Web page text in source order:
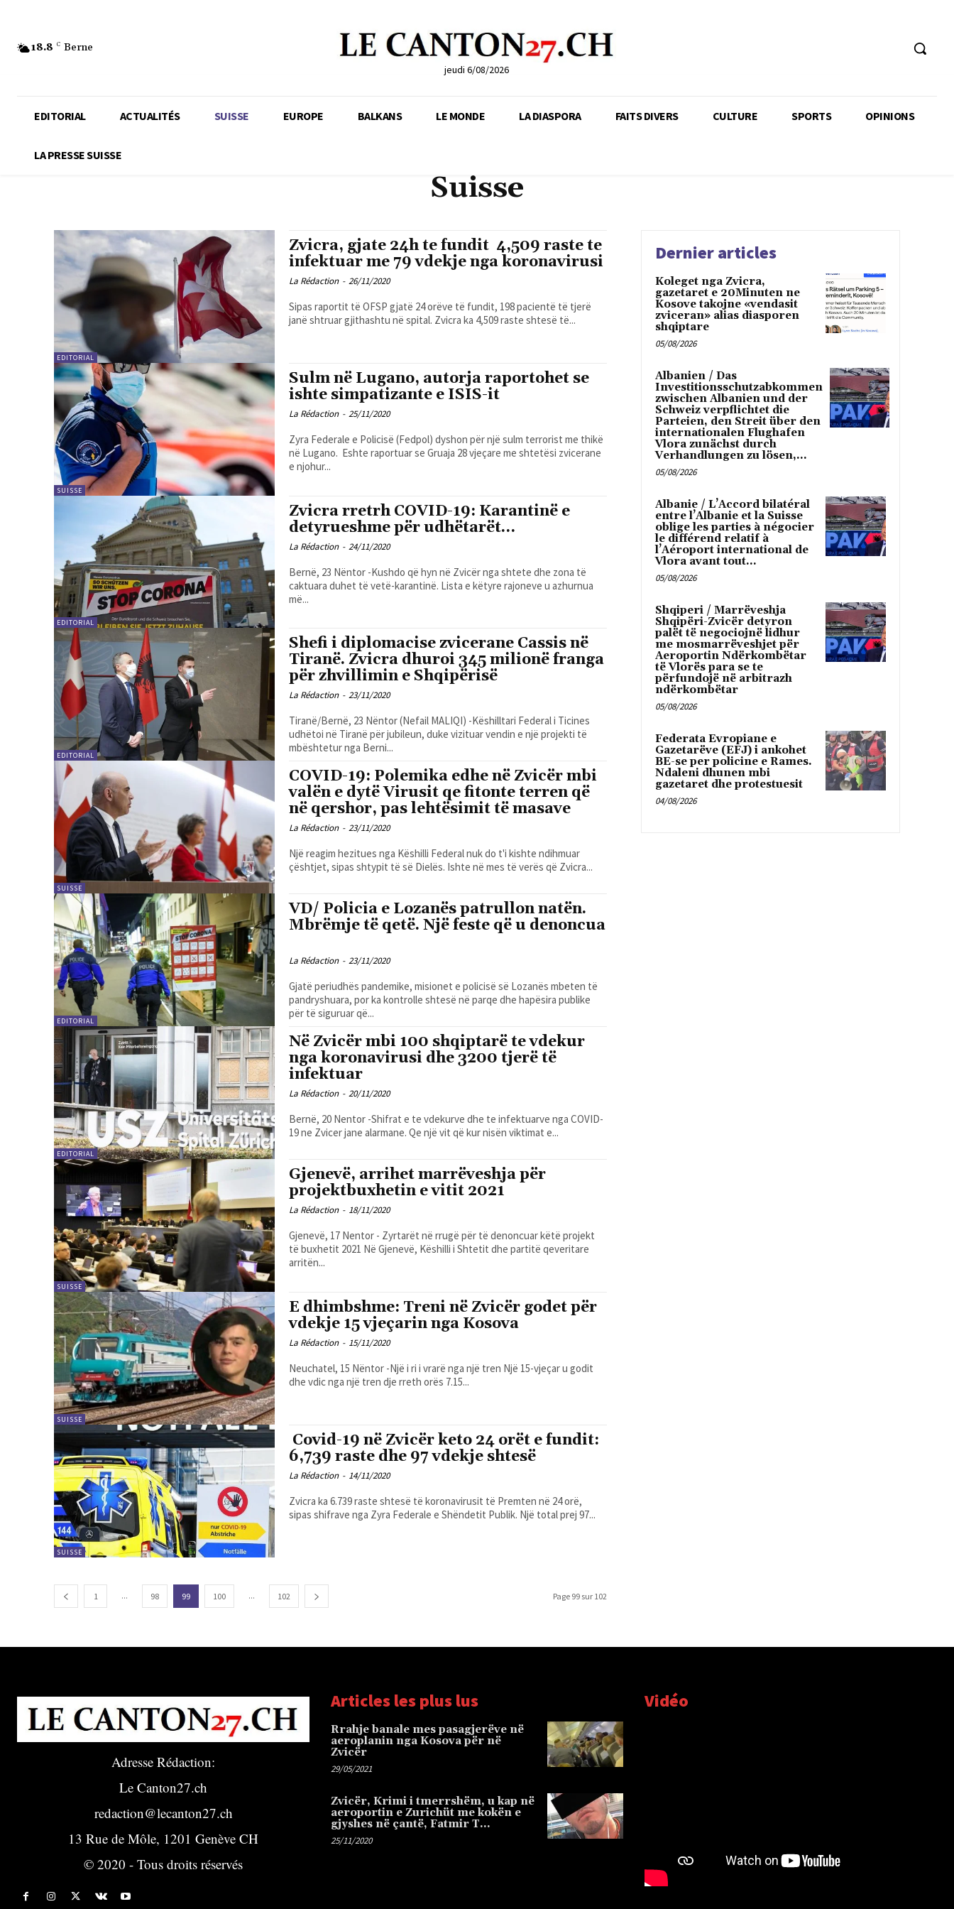
18.8 C Berne
jeudi 6/08/2026
EDITORIAL ACTUALITÉS SUISSE EUROPE BALKANS LE MONDE LA DIASPORA FAITS DIVERS CULTURE SPORTS OPINIONS
LA PRESSE SUISSE
Suisse
EDITORIAL
Zvicra, gjate 24h te fundit 4,509 raste te
infektuar me 79 vdekje nga koronavirusi
La Rédaction - 26/11/2020
Sipas raportit të OFSP gjatë 24 orëve të fundit, 198 pacientë të tjerë
janë shtruar gjithashtu në spital. Zvicra ka 4,509 raste shtesë të...
SUISSE
Sulm në Lugano, autorja raportohet se
ishte simpatizante e ISIS-it
La Rédaction - 25/11/2020
Zyra Federale e Policisë (Fedpol) dyshon për një sulm terrorist me thikë
në Lugano. Eshte raportuar se Gruaja 28 vjeçare me shtetësi zvicerane
e njohur...
EDITORIAL
Zvicra rretrh COVID-19: Karantinë e
detyrueshme për udhëtarët…
La Rédaction - 24/11/2020
Bernë, 23 Nëntor -Kushdo që hyn në Zvicër nga shtete dhe zona të
caktuara duhet të vetë-karantinë. Lista e këtyre rajoneve u azhurnua
më...
EDITORIAL
Shefi i diplomacise zvicerane Cassis në
Tiranë. Zvicra dhuroi 345 milionë franga
për zhvillimin e Shqipërisë
La Rédaction - 23/11/2020
Tiranë/Bernë, 23 Nëntor (Nefail MALIQI) -Këshilltari Federal i Ticines
udhëtoi në Tiranë për jubileun, duke vizituar vendin e një projekti të
mbështetur nga Berni...
SUISSE
COVID-19: Polemika edhe në Zvicër mbi
valën e dytë Virusit qe fitonte terren që
në qershor, pas lehtësimit të masave
La Rédaction - 23/11/2020
Një reagim hezitues nga Këshilli Federal nuk do t'i kishte ndihmuar
çështjet, sipas shtypit të së Dielës. Ishte në mes të verës që Zvicra...
EDITORIAL
VD/ Policia e Lozanës patrullon natën.
Mbrëmje të qetë. Një feste që u denoncua
La Rédaction - 23/11/2020
Gjatë periudhës pandemike, misionet e policisë së Lozanës mbeten të
pandryshuara, por ka kontrolle shtesë në parqe dhe hapësira publike
për të siguruar që...
EDITORIAL
Në Zvicër mbi 100 shqiptarë te vdekur
nga koronavirusi dhe 3200 tjerë të
infektuar
La Rédaction - 20/11/2020
Bernë, 20 Nentor -Shifrat e te vdekurve dhe te infektuarve nga COVID-
19 ne Zvicer jane alarmane. Qe një vit që kur nisën viktimat e...
SUISSE
Gjenevë, arrihet marrëveshja për
projektbuxhetin e vitit 2021
La Rédaction - 18/11/2020
Gjenevë, 17 Nentor - Zyrtarët në rrugë për të denoncuar këtë projekt
të buxhetit 2021 Në Gjenevë, Këshilli i Shtetit dhe partitë qeveritare
arritën...
SUISSE
E dhimbshme: Treni në Zvicër godet për
vdekje 15 vjeçarin nga Kosova
La Rédaction - 15/11/2020
Neuchatel, 15 Nëntor -Një i ri i vrarë nga një tren Një 15-vjeçar u godit
dhe vdic nga një tren dje rreth orës 7.15...
SUISSE
Covid-19 në Zvicër keto 24 orët e fundit:
6,739 raste dhe 97 vdekje shtesë
La Rédaction - 14/11/2020
Zvicra ka 6.739 raste shtesë të koronavirusit të Premten në 24 orë,
sipas shifrave nga Zyra Federale e Shëndetit Publik. Një total prej 97...
1 ... 98 99 100 ... 102 Page 99 sur 102
Dernier articles
Koleget nga Zvicra,
gazetaret e 20Minuten ne
Kosove takojne «vendasit
zviceran» alias diasporen
shqiptare
05/08/2026
Albanien / Das
Investitionsschutzabkommen
zwischen Albanien und der
Schweiz verpflichtet die
Parteien, den Streit über den
internationalen Flughafen
Vlora zunächst durch
Verhandlungen zu lösen,...
05/08/2026
Albanie / L’Accord bilatéral
entre l’Albanie et la Suisse
oblige les parties à négocier
le différend relatif à
l’Aéroport international de
Vlora avant tout...
05/08/2026
Shqiperi / Marrëveshja
Shqipëri-Zvicër detyron
palët të negociojnë lidhur
me mosmarrëveshjet për
Aeroportin Ndërkombëtar
të Vlorës para se te
përfundojë në arbitrazh
ndërkombëtar
05/08/2026
Federata Evropiane e
Gazetarëve (EFJ) i ankohet
BE-se per policine e Rames.
Ndaleni dhunen mbi
gazetaret dhe protestuesit
04/08/2026
Adresse Rédaction:
Le Canton27.ch
redaction@lecanton27.ch
13 Rue de Môle, 1201 Genève CH
© 2020 - Tous droits réservés
Articles les plus lus
Rrahje banale mes pasagjerëve në
aeroplanin nga Kosova për në
Zvicër
29/05/2021
Zvicër, Krimi i tmerrshëm, u kap në
aeroportin e Zurichüt me kokën e
gjyshes në çantë, Fatmir T…
25/11/2020
Vidéo